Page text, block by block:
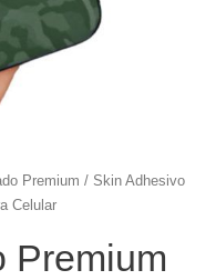
Premium / Skin Adhesivo
Celular
Premium